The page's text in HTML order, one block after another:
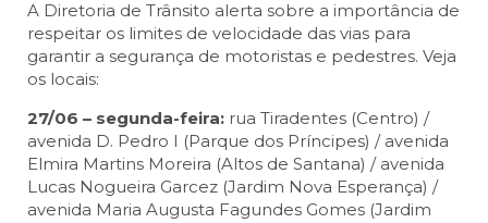
A Diretoria de Trânsito alerta sobre a importância de
respeitar os limites de velocidade das vias para
garantir a segurança de motoristas e pedestres. Veja
os locais:
27/06 – segunda-feira: rua Tiradentes (Centro) /
avenida D. Pedro I (Parque dos Príncipes) / avenida
Elmira Martins Moreira (Altos de Santana) / avenida
Lucas Nogueira Garcez (Jardim Nova Esperança) /
avenida Maria Augusta Fagundes Gomes (Jardim